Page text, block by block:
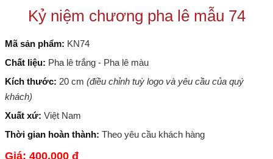
Kỷ niệm chương pha lê mẫu 74
Mã sản phẩm: KN74
Chất liệu: Pha lê trắng - Pha lê màu
Kích thước: 20 cm (điều chỉnh tuỳ logo và yêu cầu của quý
khách)
Xuất xứ: Việt Nam
Thời gian hoàn thành: Theo yêu cầu khách hàng
Giá: 400.000 đ